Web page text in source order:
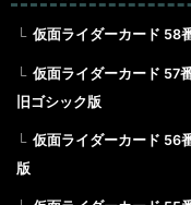
仮面ライダーカード
仮面ライダーカード
旧ゴシック版
仮面ライダーカード
版